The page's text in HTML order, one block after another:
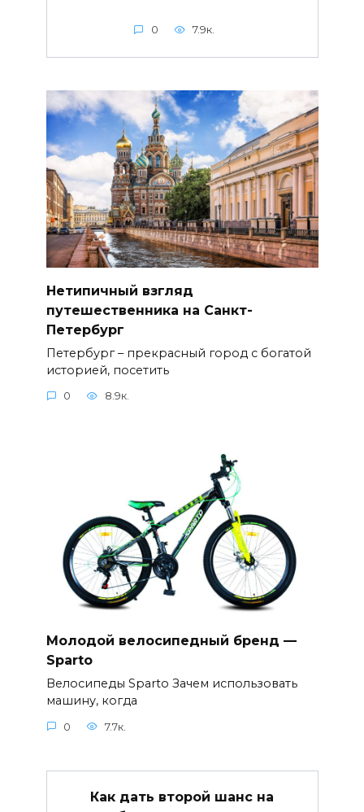
0 7.9к.
Нетипичный взгляд
путешественника на Санкт-
Петербург
Петербург – прекрасный город с богатой
историей, посетить
0 8.9к.
Молодой велосипедный бренд —
Sparto
Велосипеды Sparto Зачем использовать
машину, когда
0 7.7к.
Как дать второй шанс на